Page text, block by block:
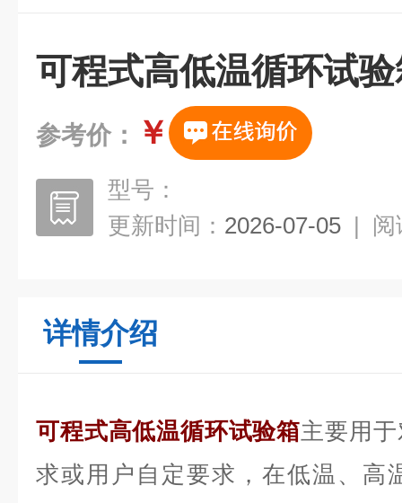
可程式高低温循环试
参考价： ￥
型号：
更新时间： 2026-07-05 | 阅
详情介绍
可程式高低温循环试验箱主要用
求或用户自定要求，在低温、高